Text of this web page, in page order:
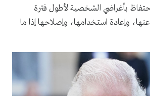
بأغراضي الشخصية لأطول فترة
وإعادة استخدامها، وإصلاحها إذا ما